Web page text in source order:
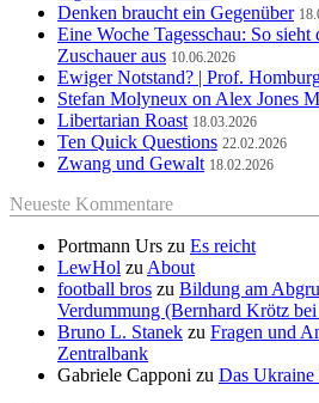
Denken braucht ein Gegenüber
Eine Woche Tagesschau: So
Zuschauer aus 10.06.2026
Ewiger Notstand? | Prof.
Stefan Molyneux on Alex Jones
Libertarian Roast 18.03.2026
Ten Quick Questions 22.02.2026
Zwang und Gewalt 18.02.2026
Neueste Kommentare
Portmann Urs zu Es reicht
LewHol zu About
football bros zu Bildung am
Verdummung (Bernhard Krötz
Bruno L. Stanek zu Fragen und
Zentralbank
Gabriele Capponi zu Das